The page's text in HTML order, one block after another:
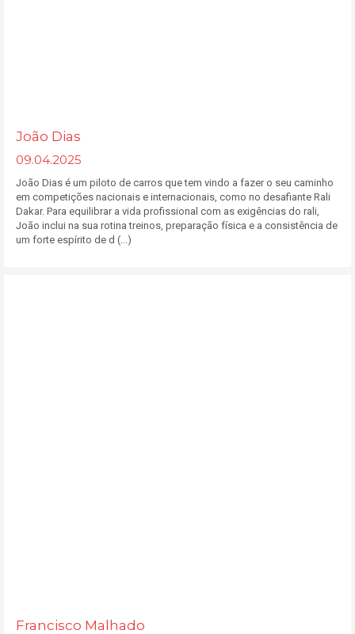
João Dias
09.04.2025
João Dias é um piloto de carros que tem vindo a fazer o seu caminho
em competições nacionais e internacionais, como no desafiante Rali
Dakar. Para equilibrar a vida profissional com as exigências do rali,
João inclui na sua rotina treinos, preparação física e a consistência de
um forte espírito de d (...)
Francisco Malhado